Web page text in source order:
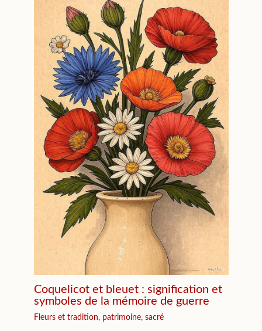
Coquelicot et bleuet : signification et
symboles de la mémoire de guerre
Fleurs et tradition, patrimoine, sacré